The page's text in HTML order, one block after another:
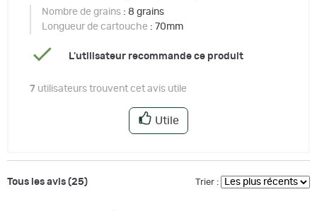
Nombre de grains : 8 grains
Longueur de cartouche : 70mm
L'utilisateur recommande ce produit
7 utilisateurs trouvent cet avis utile
Utile
Tous les avis (25) Trier :